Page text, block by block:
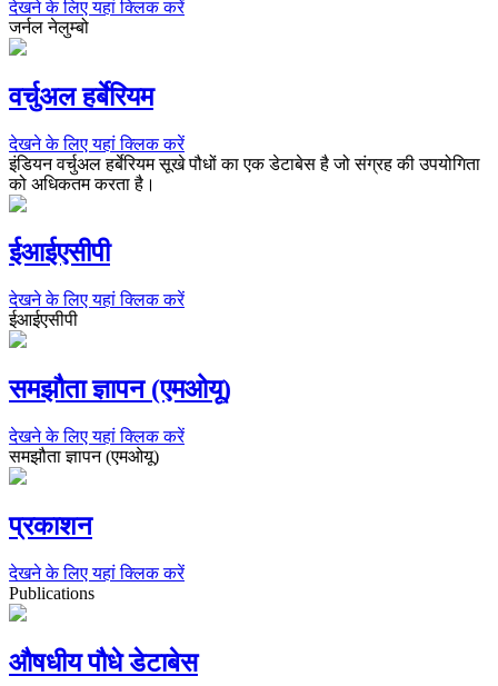
देखने के लिए यहां क्लिक करें
जर्नल नेलुम्बो
वर्चुअल हर्बेरियम
देखने के लिए यहां क्लिक करें
इंडियन वर्चुअल हर्बेरियम सूखे पौधों का एक डेटाबेस है जो संग्रह की उपयोगिता
को अधिकतम करता है।
ईआईएसीपी
देखने के लिए यहां क्लिक करें
ईआईएसीपी
समझौता ज्ञापन (एमओयू)
देखने के लिए यहां क्लिक करें
समझौता ज्ञापन (एमओयू)
प्रकाशन
देखने के लिए यहां क्लिक करें
Publications
औषधीय पौधे डेटाबेस